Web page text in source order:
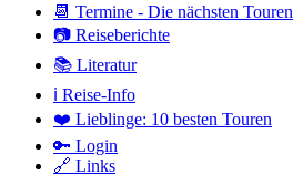
📆 Termine - Die nächsten Touren
📷 Reiseberichte
📚 Literatur
ℹ️ Reise-Info
❤️ Lieblinge: 10 besten Touren
🔑 Login
🔗 Links